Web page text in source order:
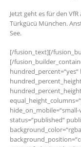
Jetzt geht es für den
Türkgücü München.
See.
[/fusion_text][/
[/
status=“published“